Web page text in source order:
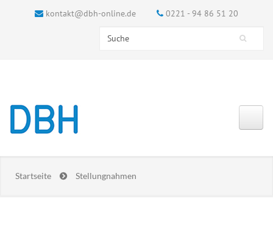
kontakt@dbh-online.de 0221 - 94 86 51 20
Suchformular
Search this site
Startseite Stellungnahmen